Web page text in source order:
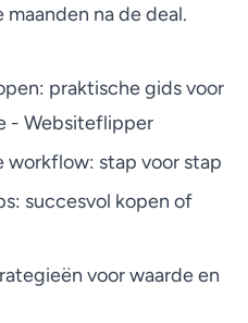
na de deal.
praktische gids voor
- Websiteflipper
workflow: stap voor stap
succesvol kopen of
voor waarde en